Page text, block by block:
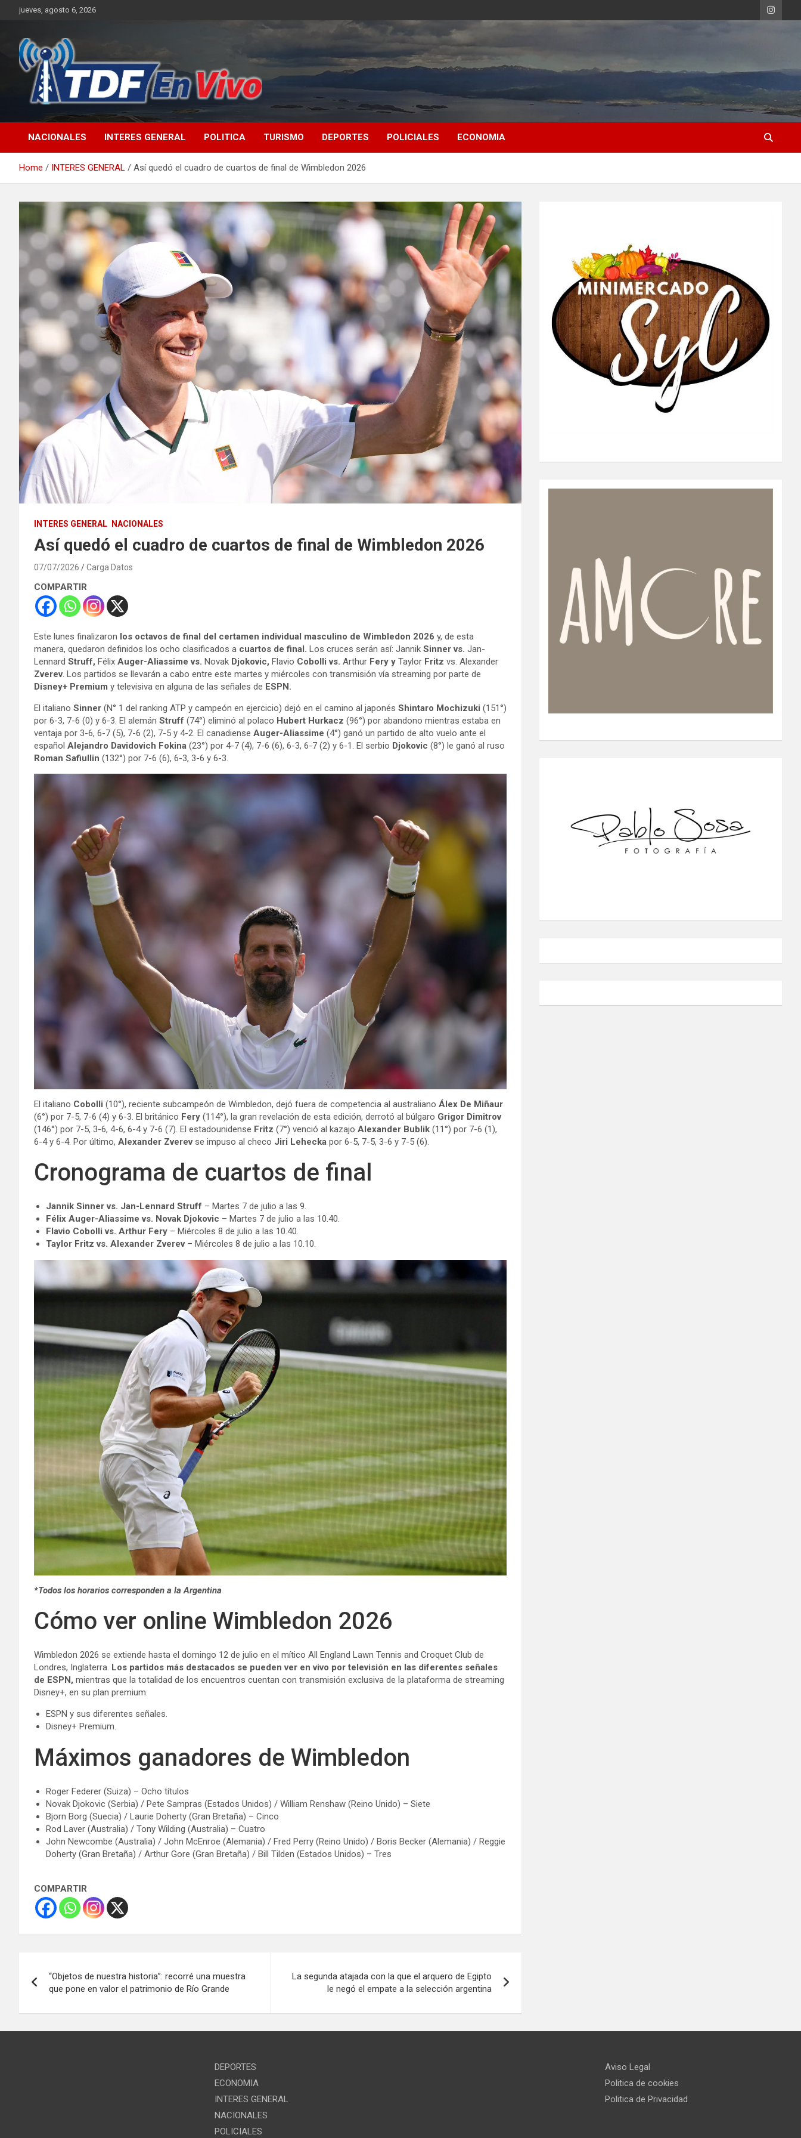
jueves, agosto 6, 2026
NACIONALES INTERES GENERAL POLITICA TURISMO DEPORTES POLICIALES ECONOMIA
Home INTERES GENERAL Así quedó el cuadro de cuartos de final de Wimbledon 2026
INTERES GENERAL NACIONALES
Así quedó el cuadro de cuartos de final de Wimbledon 2026
07/07/2026 Carga Datos
COMPARTIR
Este lunes finalizaron los octavos de final del certamen individual masculino de Wimbledon 2026 y, de esta
manera, quedaron definidos los ocho clasificados a cuartos de final. Los cruces serán así: Jannik Sinner vs. Jan-
Lennard Struff, Félix Auger-Aliassime vs. Novak Djokovic, Flavio Cobolli vs. Arthur Fery y Taylor Fritz vs. Alexander
Zverev. Los partidos se llevarán a cabo entre este martes y miércoles con transmisión vía streaming por parte de
Disney+ Premium y televisiva en alguna de las señales de ESPN.
El italiano Sinner (N° 1 del ranking ATP y campeón en ejercicio) dejó en el camino al japonés Shintaro Mochizuki (151°)
por 6-3, 7-6 (0) y 6-3. El alemán Struff (74°) eliminó al polaco Hubert Hurkacz (96°) por abandono mientras estaba en
ventaja por 3-6, 6-7 (5), 7-6 (2), 7-5 y 4-2. El canadiense Auger-Aliassime (4°) ganó un partido de alto vuelo ante el
español Alejandro Davidovich Fokina (23°) por 4-7 (4), 7-6 (6), 6-3, 6-7 (2) y 6-1. El serbio Djokovic (8°) le ganó al ruso
Roman Safiullin (132°) por 7-6 (6), 6-3, 3-6 y 6-3.
El italiano Cobolli (10°), reciente subcampeón de Wimbledon, dejó fuera de competencia al australiano Álex De Miñaur
(6°) por 7-5, 7-6 (4) y 6-3. El británico Fery (114°), la gran revelación de esta edición, derrotó al búlgaro Grigor Dimitrov
(146°) por 7-5, 3-6, 4-6, 6-4 y 7-6 (7). El estadounidense Fritz (7°) venció al kazajo Alexander Bublik (11°) por 7-6 (1),
6-4 y 6-4. Por último, Alexander Zverevse impuso al checo Jiri Lehecka por 6-5, 7-5, 3-6 y 7-5 (6).
Cronograma de cuartos de final
Jannik Sinner vs. Jan-Lennard Struff – Martes 7 de julio a las 9.
Félix Auger-Aliassime vs. Novak Djokovic – Martes 7 de julio a las 10.40.
Flavio Cobolli vs. Arthur Fery – Miércoles 8 de julio a las 10.40.
Taylor Fritz vs. Alexander Zverev– Miércoles 8 de julio a las 10.10.
*Todos los horarios corresponden a la Argentina
Cómo ver online Wimbledon 2026
Wimbledon 2026 se extiende hasta el domingo 12 de julio en el mítico All England Lawn Tennis and Croquet Club de
Londres, Inglaterra. Los partidos más destacados se pueden ver en vivo por televisión en las diferentes señales
de ESPN, mientras que la totalidad de los encuentros cuentan con transmisión exclusiva de la plataforma de streaming
Disney+, en su plan premium.
ESPN y sus diferentes señales.
Disney+ Premium.
Máximos ganadores de Wimbledon
Roger Federer (Suiza) – Ocho títulos
Novak Djokovic (Serbia) / Pete Sampras (Estados Unidos) / William Renshaw (Reino Unido) – Siete
Bjorn Borg (Suecia) / Laurie Doherty (Gran Bretaña) – Cinco
Rod Laver (Australia) / Tony Wilding (Australia) – Cuatro
John Newcombe (Australia) / John McEnroe (Alemania) / Fred Perry (Reino Unido) / Boris Becker (Alemania) / Reggie
Doherty (Gran Bretaña) / Arthur Gore (Gran Bretaña) / Bill Tilden (Estados Unidos) – Tres
COMPARTIR
de
entradas
“Objetos de nuestra historia”: recorré una muestra
que pone en valor el patrimonio de Río Grande
La segunda atajada con la que el arquero de Egipto
le negó el empate a la selección argentina
DEPORTES
ECONOMIA
INTERES GENERAL
NACIONALES
POLICIALES
Aviso Legal
Politica de cookies
Politica de Privacidad